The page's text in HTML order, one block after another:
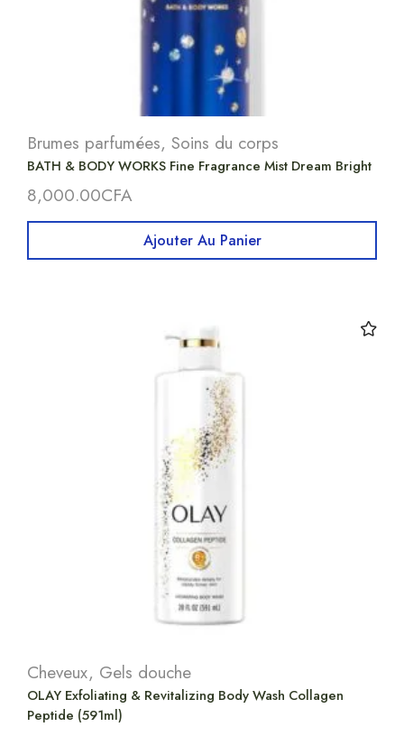
Brumes parfumées, Soins du corps
BATH & BODY WORKS Fine Fragrance Mist Dream Bright
8,000.00CFA
Ajouter Au Panier
Cheveux, Gels douche
OLAY Exfoliating & Revitalizing Body Wash Collagen
Peptide (591ml)